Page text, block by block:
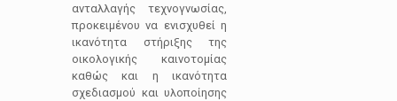
ανταλλαγής τεχνογνωσίας,
προκειμένου να ενισχυθεί η
ικανότητα στήριξης της
οικολογικής καινοτομίας
καθώς και η ικανότητα
σχεδιασμού και υλοποίησης